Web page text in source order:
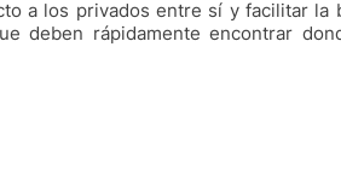
a los privados entre sí y facilitar la
deben rápidamente encontrar